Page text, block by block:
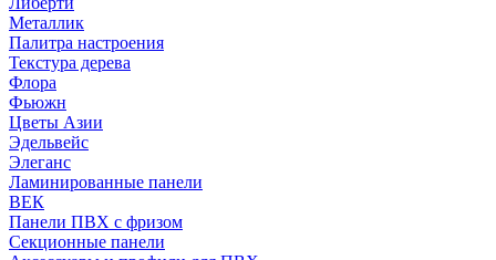
Металлик
Палитра настроения
Текстура дерева
Флора
Фьюжн
Цветы Азии
Эдельвейс
Элеганс
Ламинированные панели
ВЕК
Панели ПВХ с фризом
Секционные панели